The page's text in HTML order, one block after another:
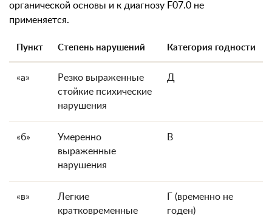
органической основы и к диагнозу F07.0 не
применяется.
Пункт Степень нарушений Категория годности
«а»
Резко выраженные
стойкие психические
нарушения
Д
«б»
Умеренно
выраженные
нарушения
В
«в»
Легкие
кратковременные
Г (временно не
годен)